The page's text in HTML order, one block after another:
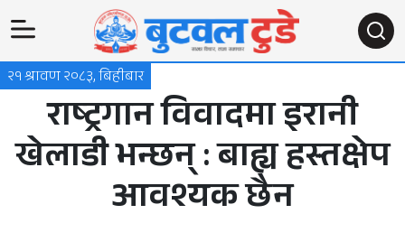
२१ श्रावण २०८३, बिहीबार
राष्ट्रगान विवादमा इरानी
खेलाडी भन्छन् : बाह्य हस्तक्षेप
आवश्यक छैन